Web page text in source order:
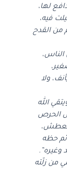
لها،
فيه،
من القدح
الناس،
ولا
الله
الحرص
حظه
من زلّته